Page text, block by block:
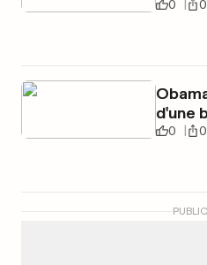
0 0
d'une
0 0